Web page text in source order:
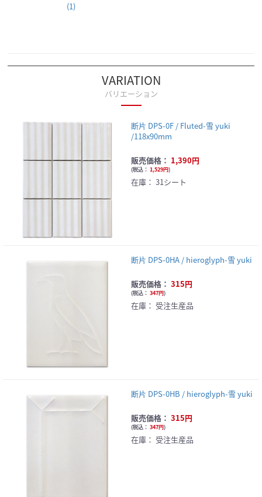
(1)
VARIATION
バリエーション
断片 DPS-0F / Fluted-雪 yuki
/118x90mm
販売価格： 1,390円
(税込： 1,529円)
在庫： 31シート
断片 DPS-0HA / hieroglyph-雪 yuki
販売価格： 315円
(税込： 347円)
在庫： 受注生産品
断片 DPS-0HB / hieroglyph-雪 yuki
販売価格： 315円
(税込： 347円)
在庫： 受注生産品